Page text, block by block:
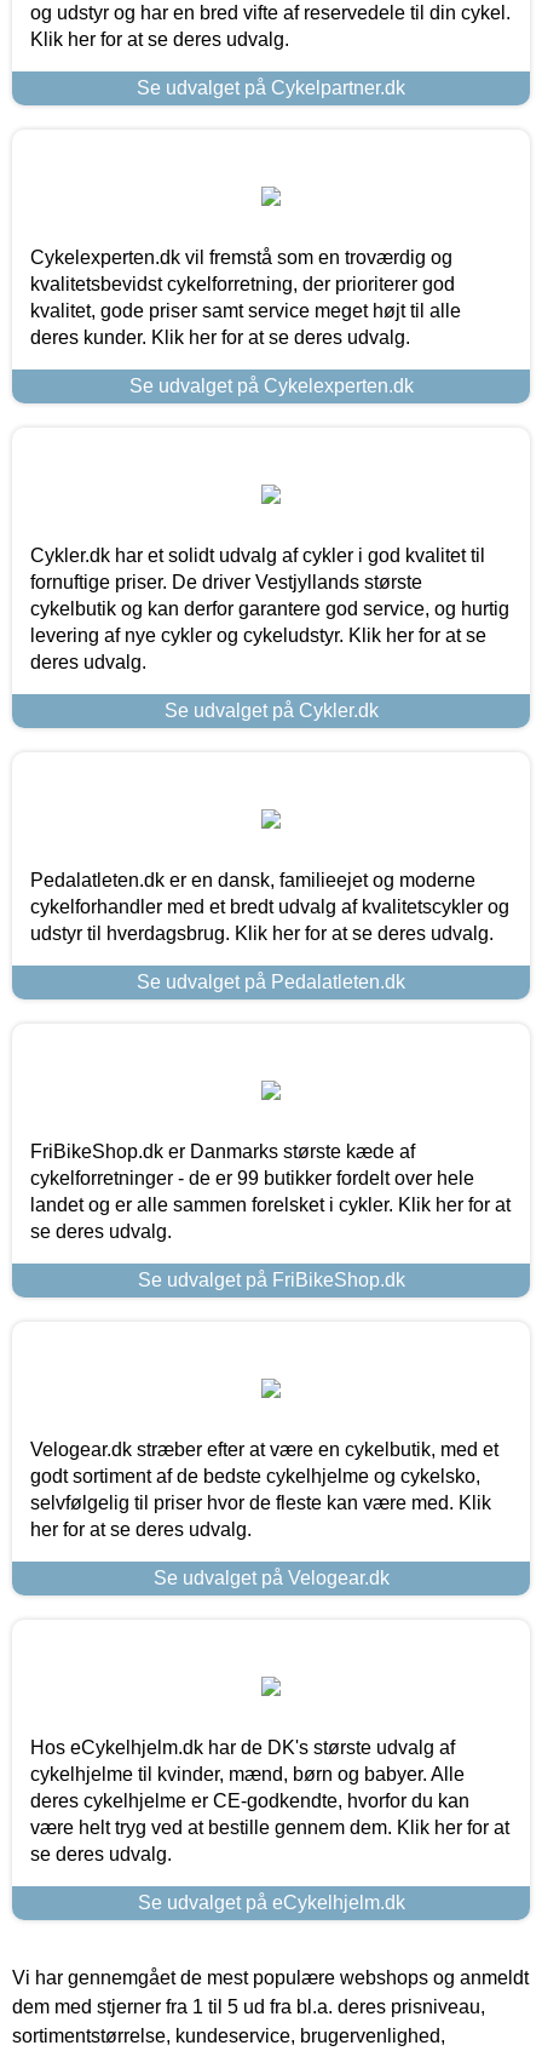
og udstyr og har en bred vifte af reservedele til din cykel.
Klik her for at se deres udvalg.
Se udvalget på Cykelpartner.dk
Cykelexperten.dk vil fremstå som en troværdig og
kvalitetsbevidst cykelforretning, der prioriterer god
kvalitet, gode priser samt service meget højt til alle
deres kunder. Klik her for at se deres udvalg.
Se udvalget på Cykelexperten.dk
Cykler.dk har et solidt udvalg af cykler i god kvalitet til
fornuftige priser. De driver Vestjyllands største
cykelbutik og kan derfor garantere god service, og hurtig
levering af nye cykler og cykeludstyr. Klik her for at se
deres udvalg.
Se udvalget på Cykler.dk
Pedalatleten.dk er en dansk, familieejet og moderne
cykelforhandler med et bredt udvalg af kvalitetscykler og
udstyr til hverdagsbrug. Klik her for at se deres udvalg.
Se udvalget på Pedalatleten.dk
FriBikeShop.dk er Danmarks største kæde af
cykelforretninger - de er 99 butikker fordelt over hele
landet og er alle sammen forelsket i cykler. Klik her for at
se deres udvalg.
Se udvalget på FriBikeShop.dk
Velogear.dk stræber efter at være en cykelbutik, med et
godt sortiment af de bedste cykelhjelme og cykelsko,
selvfølgelig til priser hvor de fleste kan være med. Klik
her for at se deres udvalg.
Se udvalget på Velogear.dk
Hos eCykelhjelm.dk har de DK's største udvalg af
cykelhjelme til kvinder, mænd, børn og babyer. Alle
deres cykelhjelme er CE-godkendte, hvorfor du kan
være helt tryg ved at bestille gennem dem. Klik her for at
se deres udvalg.
Se udvalget på eCykelhjelm.dk
Vi har gennemgået de mest populære webshops og anmeldt
dem med stjerner fra 1 til 5 ud fra bl.a. deres prisniveau,
sortimentstørrelse, kundeservice, brugervenlighed,